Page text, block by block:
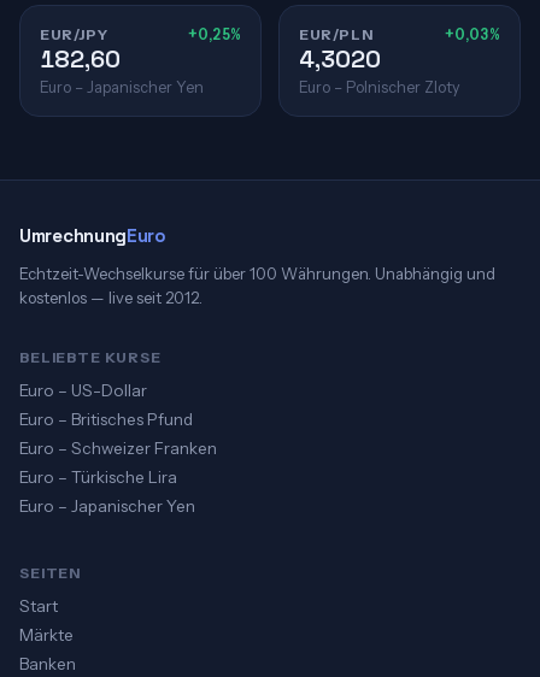
EUR/JPY +0,25%
182,60
Euro – Japanischer Yen
EUR/PLN +0,03%
4,3020
Euro – Polnischer Zloty
UmrechnungEuro
Echtzeit-Wechselkurse für über 100 Währungen. Unabhängig und
kostenlos — live seit 2012.
BELIEBTE KURSE
Euro – US-Dollar
Euro – Britisches Pfund
Euro – Schweizer Franken
Euro – Türkische Lira
Euro – Japanischer Yen
SEITEN
Start
Märkte
Banken